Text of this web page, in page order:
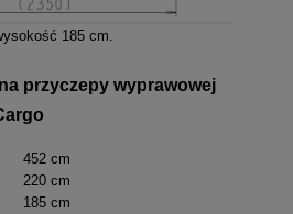
185 cm.
przyczepy wyprawowej
452 cm
220 cm
185 cm